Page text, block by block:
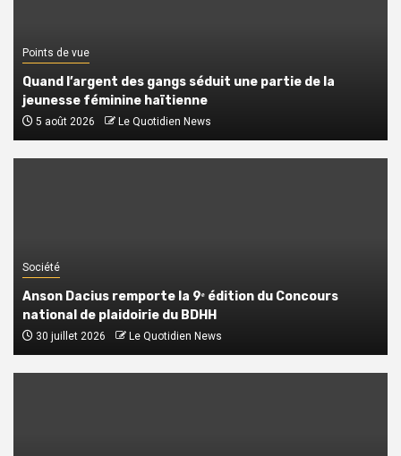
Points de vue
Quand l’argent des gangs séduit une partie de la
jeunesse féminine haïtienne
5 août 2026 Le Quotidien News
Société
Anson Dacius remporte la 9ᵉ édition du Concours
national de plaidoirie du BDHH
30 juillet 2026 Le Quotidien News